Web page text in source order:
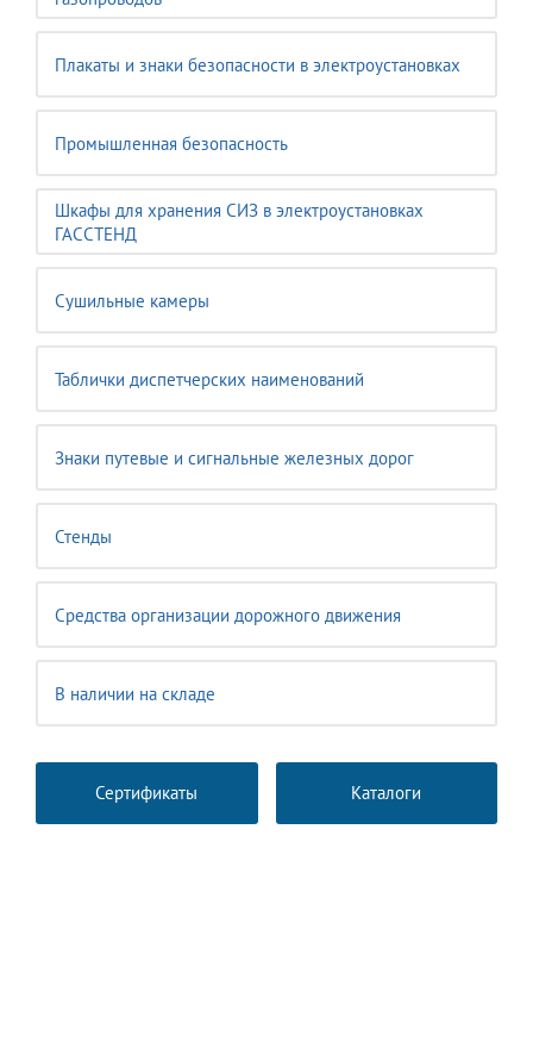
Плакаты и знаки безопасности в электроустановках
Промышленная безопасность
Шкафы для хранения СИЗ в электроустановках
ГАССТЕНД
Сушильные камеры
Таблички диспетчерских наименований
Знаки путевые и сигнальные железных дорог
Стенды
Средства организации дорожного движения
В наличии на складе
Сертификаты Каталоги